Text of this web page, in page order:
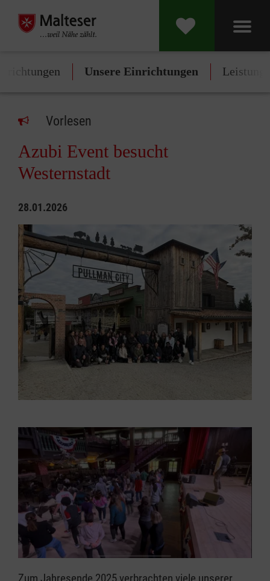
Unsere Einrichtungen
Vorlesen
Azubi Event besucht
Westernstadt
28.01.2026